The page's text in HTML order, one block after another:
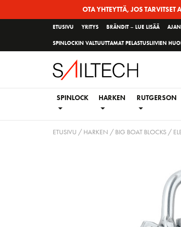
OTA YHTEYTTÄ, JOS
ETUSIVU YRITYS BRÄNDIT – LUE LISÄÄ
SPINLOCKIN VALTUUTTAMAT PELASTUSLIIVIEN
SPINLOCK HARKEN RUTGERSON
ETUSIVU / HARKEN / BIG BOAT BLOCKS/